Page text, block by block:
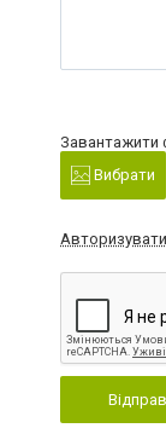
Завантажити
Вибрати